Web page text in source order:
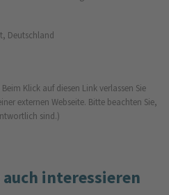
Deutschland
Klick auf diesen Link verlassen Sie
externen Webseite. Bitte beachten Sie,
sind.)
interessieren